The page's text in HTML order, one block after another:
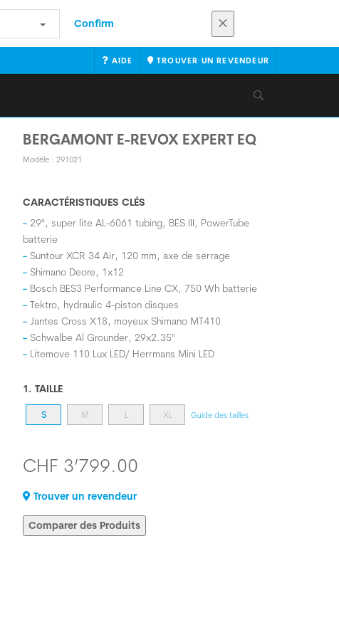
Confirm
AIDE TROUVER UN REVENDEUR
BERGAMONT E-REVOX EXPERT EQ
Modèle : 291021
CARACTÉRISTIQUES CLÉS
29", super lite AL-6061 tubing, BES III, PowerTube
batterie
Suntour XCR 34 Air, 120 mm, axe de serrage
Shimano Deore, 1x12
Bosch BES3 Performance Line CX, 750 Wh batterie
Tektro, hydraulic 4-piston disques
Jantes Cross X18, moyeux Shimano MT410
Schwalbe Al Grounder, 29x2.35"
Litemove 110 Lux LED/ Herrmans Mini LED
1. TAILLE
S M L XL Guide des tailles
CHF 3’799.00
Trouver un revendeur
Comparer des Produits